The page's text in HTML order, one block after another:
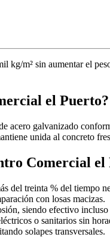
kg/m² sin aumentar el
el Puerto?
acero galvanizado
unida al concreto
Comercial el
del treinta % del tiempo
con losas macizas.
siendo efectivo incluso
o sanitarios sin
solapes transversales.